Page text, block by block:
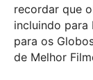
recordar que
incluindo para
para os
de Melhor